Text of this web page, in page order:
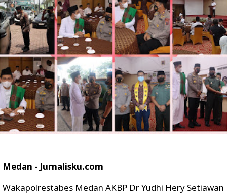
Medan - Jurnalisku.com
Wakapolrestabes Medan AKBP Dr Yudhi Hery Setiawan